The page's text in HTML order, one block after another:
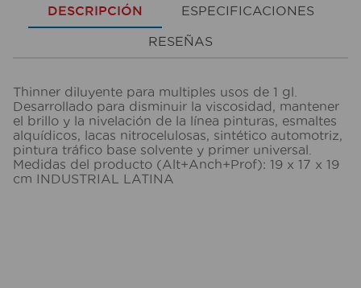
DESCRIPCIÓN ESPECIFICACIONES
RESEÑAS
Thinner diluyente para multiples usos de 1 gl.
Desarrollado para disminuir la viscosidad, mantener
el brillo y la nivelación de la línea pinturas, esmaltes
alquídicos, lacas nitrocelulosas, sintético automotriz,
pintura tráfico base solvente y primer universal.
Medidas del producto (Alt+Anch+Prof): 19 x 17 x 19
cm INDUSTRIAL LATINA